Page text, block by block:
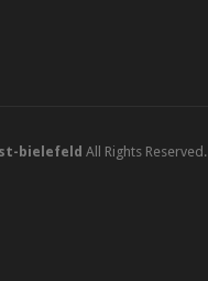
bielefeld All Rights Reserved.